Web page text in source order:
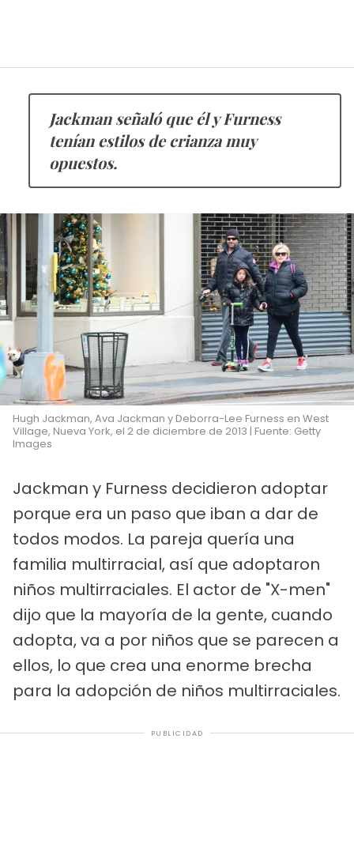
Jackman señaló que él y Furness
tenían estilos de crianza muy
opuestos.
Hugh Jackman, Ava Jackman y Deborra-Lee Furness en West
Village, Nueva York, el 2 de diciembre de 2013 | Fuente: Getty
Images
Jackman y Furness decidieron adoptar
porque era un paso que iban a dar de
todos modos. La pareja quería una
familia multirracial, así que adoptaron
niños multirraciales. El actor de "X-men"
dijo que la mayoría de la gente, cuando
adopta, va a por niños que se parecen a
ellos, lo que crea una enorme brecha
para la adopción de niños multirraciales.
PUBLICIDAD